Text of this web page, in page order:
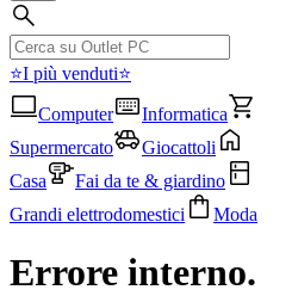
⭐I più venduti⭐
Computer
Informatica
Supermercato
Giocattoli
Casa
Fai da te & giardino
Grandi elettrodomestici
Moda
Errore interno.